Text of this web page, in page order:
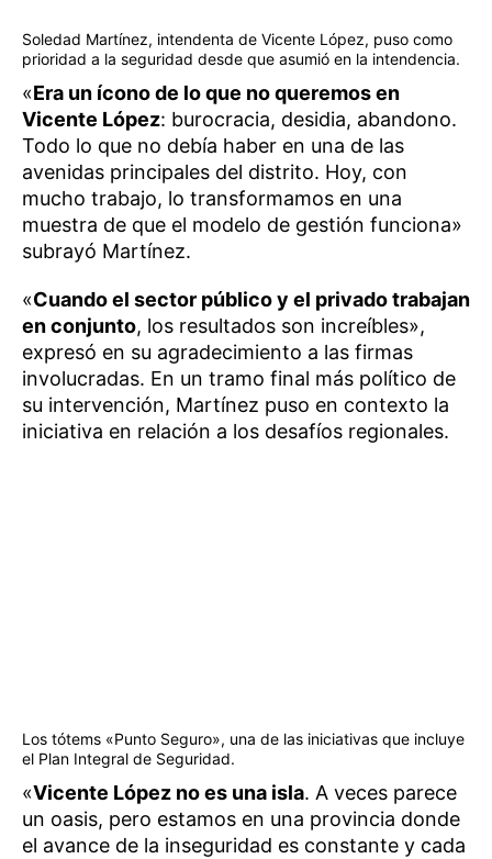
Soledad Martínez, intendenta de Vicente López, puso como
prioridad a la seguridad desde que asumió en la intendencia.
«Era un ícono de lo que no queremos en
Vicente López: burocracia, desidia, abandono.
Todo lo que no debía haber en una de las
avenidas principales del distrito. Hoy, con
mucho trabajo, lo transformamos en una
muestra de que el modelo de gestión funciona»
subrayó Martínez.
«Cuando el sector público y el privado trabajan
en conjunto, los resultados son increíbles»,
expresó en su agradecimiento a las firmas
involucradas. En un tramo final más político de
su intervención, Martínez puso en contexto la
iniciativa en relación a los desafíos regionales.
Los tótems «Punto Seguro», una de las iniciativas que incluye
el Plan Integral de Seguridad.
«Vicente López no es una isla. A veces parece
un oasis, pero estamos en una provincia donde
el avance de la inseguridad es constante y cada